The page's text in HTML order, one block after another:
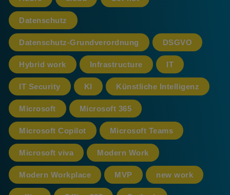
Datenschutz
Datenschutz-Grundverordnung DSGVO
Hybrid work Infrastructure IT
IT Security KI Künstliche Intelligenz
Microsoft Microsoft 365
Microsoft Copilot Microsoft Teams
Microsoft viva Modern Work
Modern Workplace MVP new work